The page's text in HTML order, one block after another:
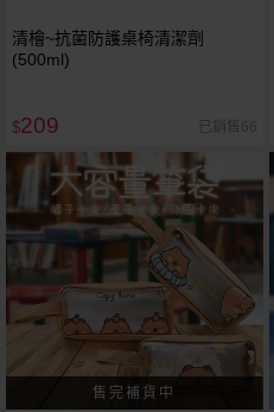
清檜~抗菌防護桌椅清潔劑
(500ml)
$209 已銷售66